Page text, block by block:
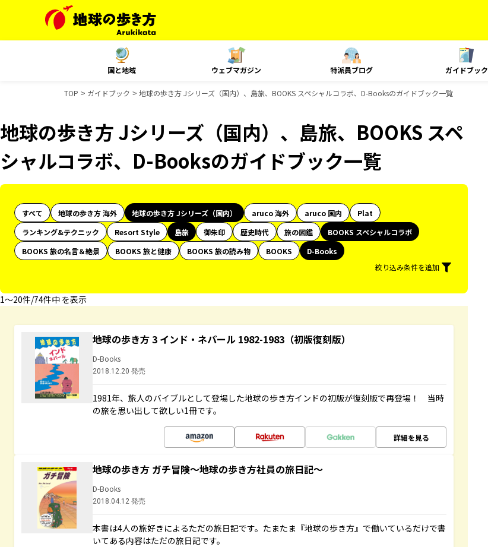
国と地域 ウェブマガジン 特派員ブログ ガイドブック
TOP ガイドブック 地球の歩き方 Jシリーズ（国内）、島旅、BOOKS スペシャルコラボ、D-Booksのガイドブック一覧
地球の歩き方 Jシリーズ（国内）、島旅、BOOKS スペ
シャルコラボ、D-Booksのガイドブック一覧
すべて 地球の歩き方 海外 地球の歩き方 Jシリーズ（国内） aruco 海外 aruco 国内
Plat
ランキング&テクニック
Resort Style 島旅 御朱印 歴史時代 旅の図鑑
BOOKS スペシャルコラボ
BOOKS 旅の名言＆絶景
BOOKS 旅と健康 BOOKS 旅の読み物 BOOKS
D-Books
絞り込み条件を追加
1〜20件/74件中 を表示
地球の歩き方 3 インド・ネパール 1982-1983（初版復刻版）
D-Books
2018.12.20 発売
1981年、旅人のバイブルとして登場した地球の歩き方インドの初版が復刻版で再登場！ 当時
の旅を思い出して欲しい1冊です。
詳細を見る
地球の歩き方 ガチ冒険～地球の歩き方社員の旅日記～
D-Books
2018.04.12 発売
本書は4人の旅好きによるただの旅日記です。たまたま『地球の歩き方』で働いているだけで書
いてある内容はただの旅日記です。